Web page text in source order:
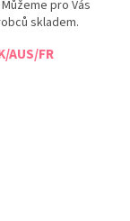
pro Vás
skladem.
AUS/FR